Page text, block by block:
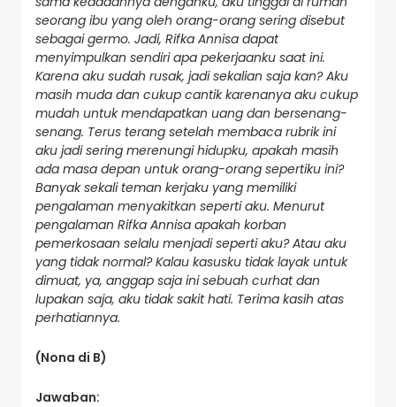
seorang ibu yang oleh orang-orang sering disebut
sebagai germo. Jadi, Rifka Annisa dapat
menyimpulkan sendiri apa pekerjaanku saat ini.
Karena aku sudah rusak, jadi sekalian saja kan? Aku
masih muda dan cukup cantik karenanya aku cukup
mudah untuk mendapatkan uang dan bersenang-
senang. Terus terang setelah membaca rubrik ini
aku jadi sering merenungi hidupku, apakah masih
ada masa depan untuk orang-orang sepertiku ini?
Banyak sekali teman kerjaku yang memiliki
pengalaman menyakitkan seperti aku. Menurut
pengalaman Rifka Annisa apakah korban
pemerkosaan selalu menjadi seperti aku? Atau aku
yang tidak normal? Kalau kasusku tidak layak untuk
dimuat, ya, anggap saja ini sebuah curhat dan
lupakan saja, aku tidak sakit hati. Terima kasih atas
perhatiannya.
(Nona di B)
Jawaban: